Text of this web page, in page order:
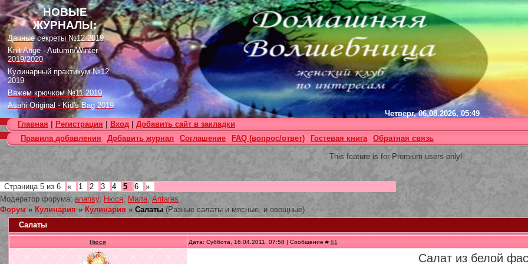
НОВЫЕ
ЖУРНАЛЫ:
Дачные секреты №12 2019
Knit Ange - Autumn/Winter
2019/2020
Кулинарный практикум №12
2019
Вяжем крючком №11 2019
Asahi Original - Kid's Bag 2019
Цветок. Спецвыпуск №4 2019
Designs in Machine Embroidery
№116 2019
Burda Örgü dergisi №2 2019
Fashionable Pieces You Can
Make in a Day
Craft Stamper - January 2020
Четверг, 06.08.2026, 05:49
Главная Регистрация Вход Добавить сайт в закладки
Правила добавления
Добавить журнал Соглашение FAQ (вопрос/ответ) Гостевая книга Обратная связь
This feature is for Premium users only!
Страница 5 из 6 « 1 2 3 4 5 6
»
Модератор форума: anansy, Нюся, Мила, Antares
Форум » Кулинария » Кулинария » Салаты (Разные салаты и мясные, и овощные)
Салаты
Нюся Дата: Суббота, 16.04.2011, 07:58 | Сообщение # 61
Салат из белой